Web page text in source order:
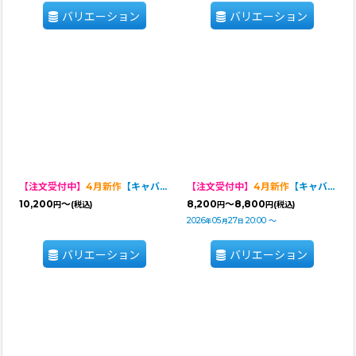
バリエーション バリエーション
【注文受付中】 4月新作 【キャバスーツ FRILL】BITTER SWEET（ビタースイート）
10,200 円～(税込)
バリエーション
【注文受付中】 4月新作 【キャバスーツ ワンピ】BITTER SWEET（ビタースイート）
8,200 円～8,800 円 (税込)
2026年05月27日 20:00 ～
バリエーション